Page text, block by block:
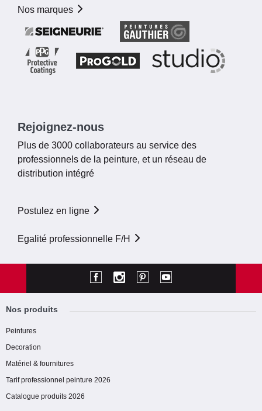
Nos marques
Rejoignez-nous
Plus de 3000 collaborateurs au service des
professionnels de la peinture, et un réseau de
distribution intégré
Postulez en ligne
Egalité professionnelle F/H
Nos produits
Peintures
Decoration
Matériel & fournitures
Tarif professionnel peinture 2026
Catalogue produits 2026